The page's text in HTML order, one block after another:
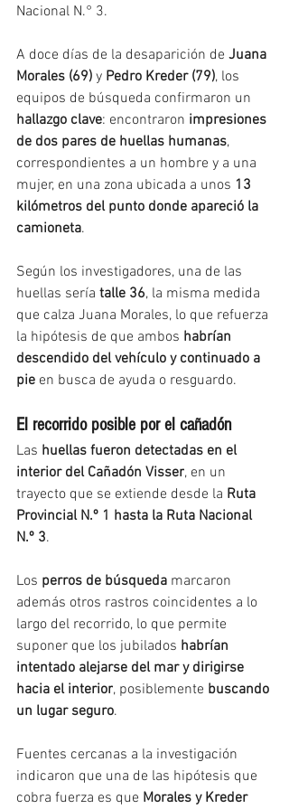
Nacional N.° 3.
A doce días de la desaparición de Juana
Morales (69) y Pedro Kreder (79), los
equipos de búsqueda confirmaron un
hallazgo clave: encontraron impresiones
de dos pares de huellas humanas,
correspondientes a un hombre y a una
mujer, en una zona ubicada a unos 13
kilómetros del punto donde apareció la
camioneta.
Según los investigadores, una de las
huellas sería talle 36, la misma medida
que calza Juana Morales, lo que refuerza
la hipótesis de que ambos habrían
descendido del vehículo y continuado a
pie en busca de ayuda o resguardo.
El recorrido posible por el cañadón
Las huellas fueron detectadas en el
interior del Cañadón Visser, en un
trayecto que se extiende desde la Ruta
Provincial N.º 1 hasta la Ruta Nacional
N.º 3.
Los perros de búsqueda marcaron
además otros rastros coincidentes a lo
largo del recorrido, lo que permite
suponer que los jubilados habrían
intentado alejarse del mar y dirigirse
hacia el interior, posiblemente buscando
un lugar seguro.
Fuentes cercanas a la investigación
indicaron que una de las hipótesis que
cobra fuerza es que Morales y Kreder